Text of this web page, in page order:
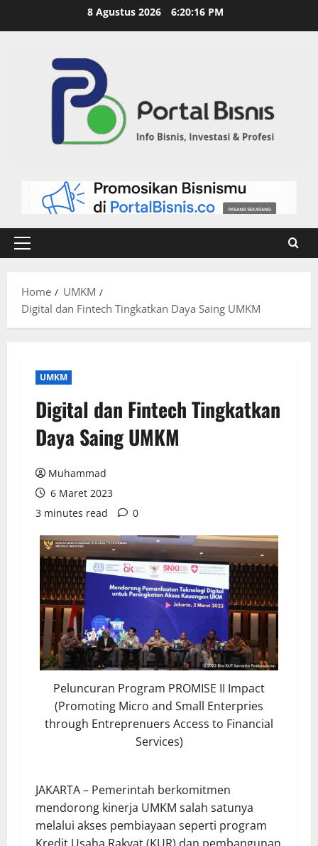
8 Agustus 2026 6:20:17 PM
Home
UMKM
Digital dan Fintech Tingkatkan Daya Saing UMKM
UMKM
Digital dan Fintech Tingkatkan
Daya Saing UMKM
Muhammad
6 Maret 2023
3 minutes read
0
Peluncuran Program PROMISE II Impact
(Promoting Micro and Small Enterpries
through Entreprenuers Access to Financial
Services)
JAKARTA – Pemerintah berkomitmen
mendorong kinerja UMKM salah satunya
melalui akses pembiayaan seperti program